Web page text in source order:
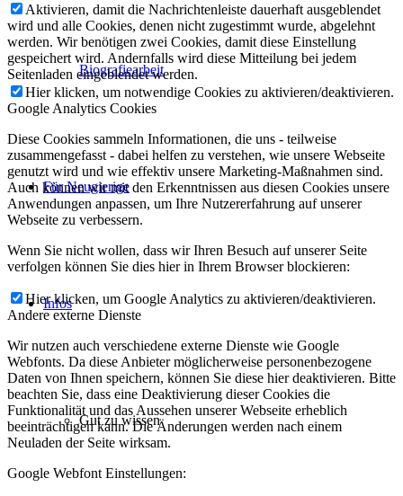
Biografiearbeit
Für Neugierige
Infos
Gut zu wissen
Aktivieren, damit die Nachrichtenleiste dauerhaft ausgeblendet
wird und alle Cookies, denen nicht zugestimmt wurde, abgelehnt
werden. Wir benötigen zwei Cookies, damit diese Einstellung
gespeichert wird. Andernfalls wird diese Mitteilung bei jedem
Seitenladen eingeblendet werden.
Hier klicken, um notwendige Cookies zu aktivieren/deaktivieren.
Google Analytics Cookies
Diese Cookies sammeln Informationen, die uns - teilweise
zusammengefasst - dabei helfen zu verstehen, wie unsere Webseite
genutzt wird und wie effektiv unsere Marketing-Maßnahmen sind.
Auch können wir mit den Erkenntnissen aus diesen Cookies unsere
Anwendungen anpassen, um Ihre Nutzererfahrung auf unserer
Webseite zu verbessern.
Wenn Sie nicht wollen, dass wir Ihren Besuch auf unserer Seite
verfolgen können Sie dies hier in Ihrem Browser blockieren:
Hier klicken, um Google Analytics zu aktivieren/deaktivieren.
Andere externe Dienste
Wir nutzen auch verschiedene externe Dienste wie Google
Webfonts. Da diese Anbieter möglicherweise personenbezogene
Daten von Ihnen speichern, können Sie diese hier deaktivieren. Bitte
beachten Sie, dass eine Deaktivierung dieser Cookies die
Funktionalität und das Aussehen unserer Webseite erheblich
beeinträchtigen kann. Die Änderungen werden nach einem
Neuladen der Seite wirksam.
Google Webfont Einstellungen: